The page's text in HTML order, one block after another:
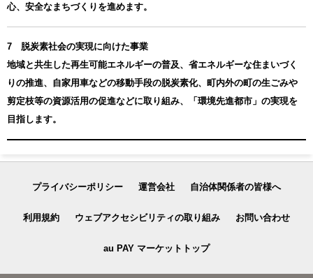
心、安全なまちづくりを進めます。
7 脱炭素社会の実現に向けた事業
地域と共生した再生可能エネルギーの普及、省エネルギーな住まいづく
りの推進、自家用車などの移動手段の脱炭素化、町内外の町の生ごみや
剪定枝等の資源活用の促進などに取り組み、「環境先進都市」の実現を
目指します。
プライバシーポリシー 運営会社 自治体関係者の皆様へ
利用規約 ウェブアクセシビリティの取り組み お問い合わせ
au PAY マーケットトップ